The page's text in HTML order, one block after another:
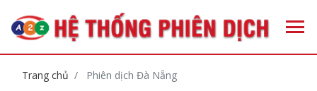
Trang chủ Phiên dịch Đà Nẵng